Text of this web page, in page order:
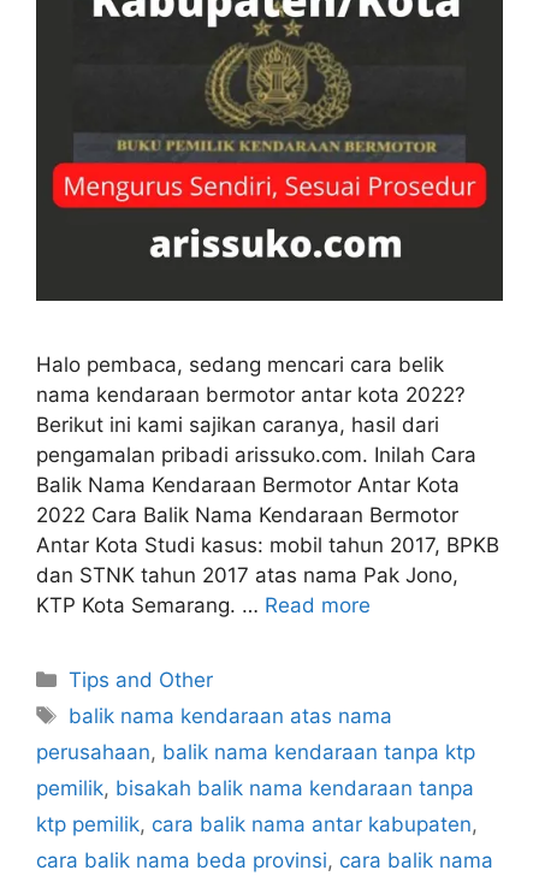
Halo pembaca, sedang mencari cara belik
nama kendaraan bermotor antar kota 2022?
Berikut ini kami sajikan caranya, hasil dari
pengamalan pribadi arissuko.com. Inilah Cara
Balik Nama Kendaraan Bermotor Antar Kota
2022 Cara Balik Nama Kendaraan Bermotor
Antar Kota Studi kasus: mobil tahun 2017, BPKB
dan STNK tahun 2017 atas nama Pak Jono,
KTP Kota Semarang. … Read more
Categories
Tips and Other
Tags
balik nama kendaraan atas nama
perusahaan, balik nama kendaraan tanpa ktp
pemilik, bisakah balik nama kendaraan tanpa
ktp pemilik, cara balik nama antar kabupaten,
cara balik nama beda provinsi, cara balik nama